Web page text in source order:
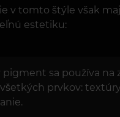
v tomto štýle však
estetiku:
pigment sa používa na
prvkov: